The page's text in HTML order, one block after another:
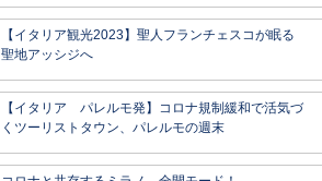
【イタリア観光2023】聖人フランチェスコが眠る
聖地アッシジへ
【イタリア パレルモ発】コロナ規制緩和で活気づ
くツーリストタウン、パレルモの週末